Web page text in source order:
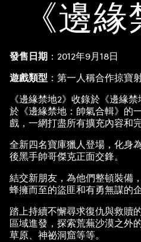
《邊緣
發售日期 ：2012年9月18日
遊戲類型 ：第一人稱合作掠寶
《邊緣禁地2》收錄於《邊緣
於《邊緣禁地：帥氣合輯》的
戲，一網打盡所有擴充內容和
全新四名寶庫獵人登場，化身
後黑手帥哥傑克正面交鋒。
結交新朋友，為他們整頓裝備
蜂擁而至的盜匪和有勇無謀的企
踏上持續不懈尋求復仇與救贖
區域進發，探索荒蕪沙漠之外
草原、神祕洞窟等等。